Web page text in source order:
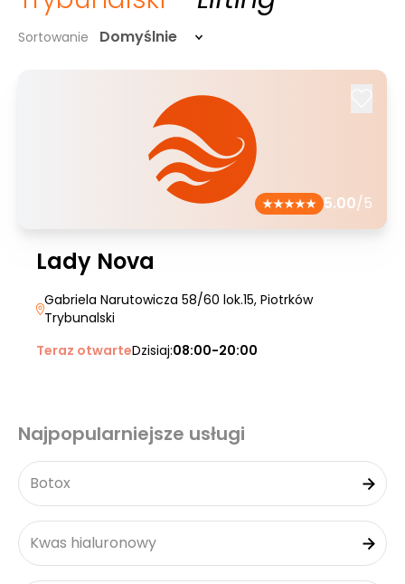
Sortowanie Domyślnie
5.00/5
Lady Nova
Gabriela Narutowicza 58/60 lok.15, Piotrków
Trybunalski
Teraz otwarteDzisiaj:08:00-20:00
Najpopularniejsze usługi
Botox
Kwas hialuronowy